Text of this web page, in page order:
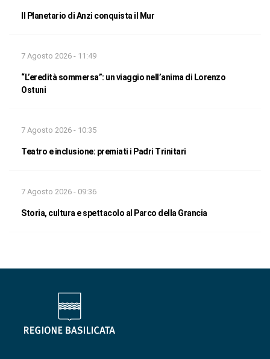
Il Planetario di Anzi conquista il Mur
7 Agosto 2026 - 11:49
“L’eredità sommersa”: un viaggio nell’anima di Lorenzo
Ostuni
7 Agosto 2026 - 10:35
Teatro e inclusione: premiati i Padri Trinitari
7 Agosto 2026 - 09:36
Storia, cultura e spettacolo al Parco della Grancia